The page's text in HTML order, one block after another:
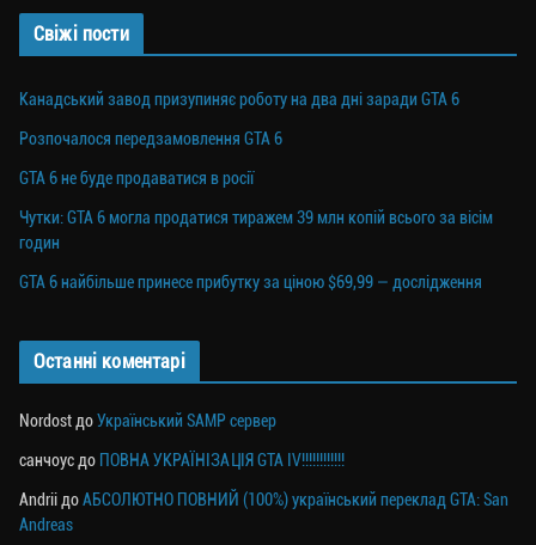
Свіжі пости
Канадський завод призупиняє роботу на два дні заради GTA 6
Розпочалося передзамовлення GTA 6
GTA 6 не буде продаватися в росії
Чутки: GTA 6 могла продатися тиражем 39 млн копій всього за вісім
годин
GTA 6 найбільше принесе прибутку за ціною $69,99 — дослідження
Останні коментарі
Nordost доУкраїнський SAMP сервер
санчоус до ПОВНА УКРАЇНІЗАЦІЯ GTA IV!!!!!!!!!!!!
Andrii доАБСОЛЮТНО ПОВНИЙ (100%) український переклад GTA: San
Andreas